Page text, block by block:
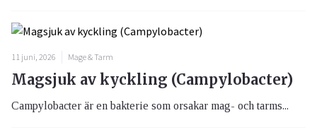
11 juni, 2026 Mage & Tarm
Magsjuk av kyckling (Campylobacter)
Campylobacter är en bakterie som orsakar mag- och tarms...